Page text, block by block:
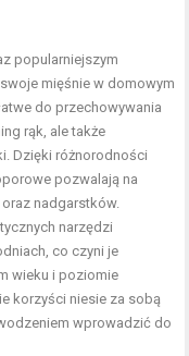
popularniejszym
mięśnie w domowym
do przechowywania
rąk, ale także
Dzięki różnorodności
pozwalają na
nadgarstków.
narzędzi
co czyni je
wieku i poziomie
korzyści niesie za sobą
wprowadzić do